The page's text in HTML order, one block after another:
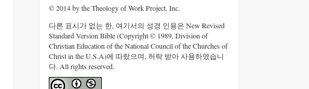
© 2014 by the Theology of Work Project, Inc.
다른 표시가 없는 한, 여기서의 성경 인용은 New Revised
Standard Version Bible (Copyright © 1989, Division of
Christian Education of the National Council of the Churches of
Christ in the U.S.A)에 따랐으며, 허락 받아 사용하였습니
다. All rights reserved.